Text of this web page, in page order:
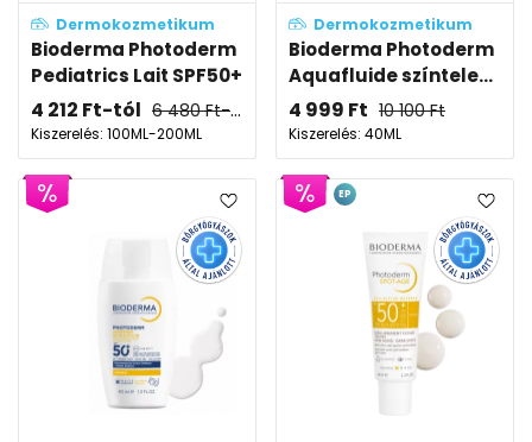
Dermokozmetikum
Bioderma Photoderm
Pediatrics Lait SPF50+
4 212 Ft-tól 6 480Ft-tól
Kiszerelés: 100ML-200ML
Dermokozmetikum
Bioderma Photoderm
Aquafluide színtele...
4 999 Ft 10 100Ft
Kiszerelés: 40ML
EP